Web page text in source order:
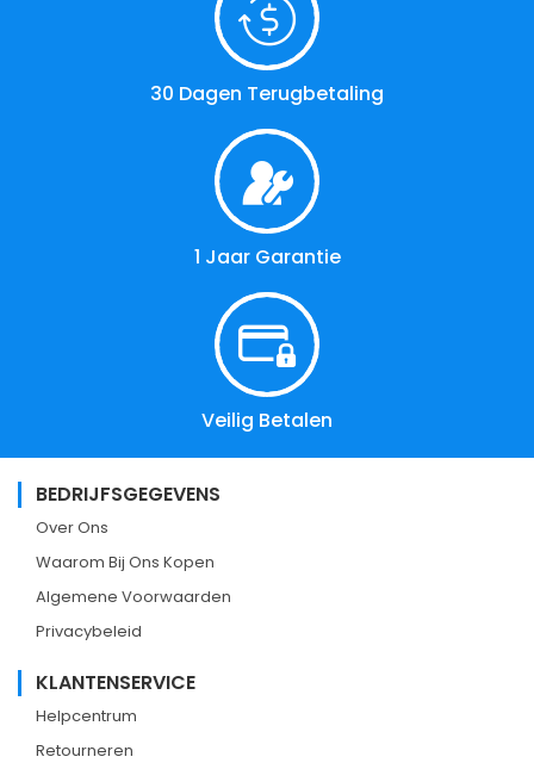
30 Dagen Terugbetaling
1 Jaar Garantie
Veilig Betalen
BEDRIJFSGEGEVENS
Over Ons
Waarom Bij Ons Kopen
Algemene Voorwaarden
Privacybeleid
KLANTENSERVICE
Helpcentrum
Retourneren